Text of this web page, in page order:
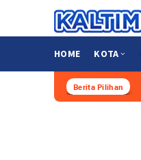
konten
HOME KOTA
Berita Pilihan